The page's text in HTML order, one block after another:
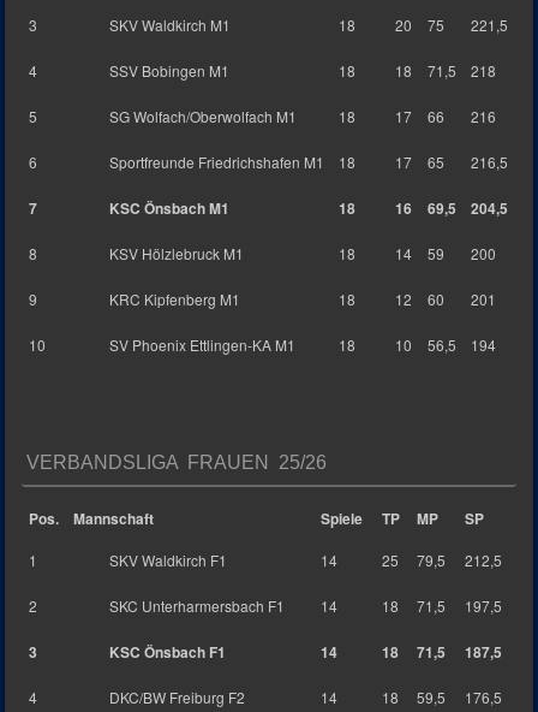
3 SKV Waldkirch M1 18 20 75 221,5
4 SSV Bobingen M1 18 18 71,5 218
5 SG Wolfach/Oberwolfach M1 18 17 66 216
6 Sportfreunde Friedrichshafen M1 18 17 65 216,5
7 KSC Önsbach M1 18 16 69,5 204,5
8 KSV Hölzlebruck M1 18 14 59 200
9 KRC Kipfenberg M1 18 12 60 201
10 SV Phoenix Ettlingen-KA M1 18 10 56,5 194
VERBANDSLIGA FRAUEN 25/26
Pos. Mannschaft Spiele TP MP SP
1 SKV Waldkirch F1 14 25 79,5 212,5
2 SKC Unterharmersbach F1 14 18 71,5 197,5
3 KSC Önsbach F1 14 18 71,5 187,5
4 DKC/BW Freiburg F2 14 18 59,5 176,5